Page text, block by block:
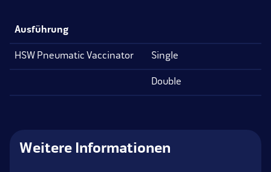
Ausführung
HSW Pneumatic Vaccinator Single
Double
Weitere Informationen